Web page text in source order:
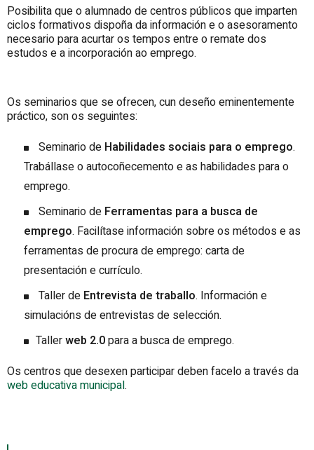
Posibilita que o alumnado de centros públicos que imparten
ciclos formativos dispoña da información e o asesoramento
necesario para acurtar os tempos entre o remate dos
estudos e a incorporación ao emprego.
Os seminarios que se ofrecen, cun deseño eminentemente
práctico, son os seguintes:
Seminario de Habilidades sociais para o emprego.
Trabállase o autocoñecemento e as habilidades para o
emprego.
Seminario de Ferramentas para a busca de
emprego. Facilítase información sobre os métodos e as
ferramentas de procura de emprego: carta de
presentación e currículo.
Taller de Entrevista de traballo. Información e
simulacións de entrevistas de selección.
Tallerweb 2.0para a busca de emprego.
Os centros que desexen participar deben facelo a través da
web educativa municipal.